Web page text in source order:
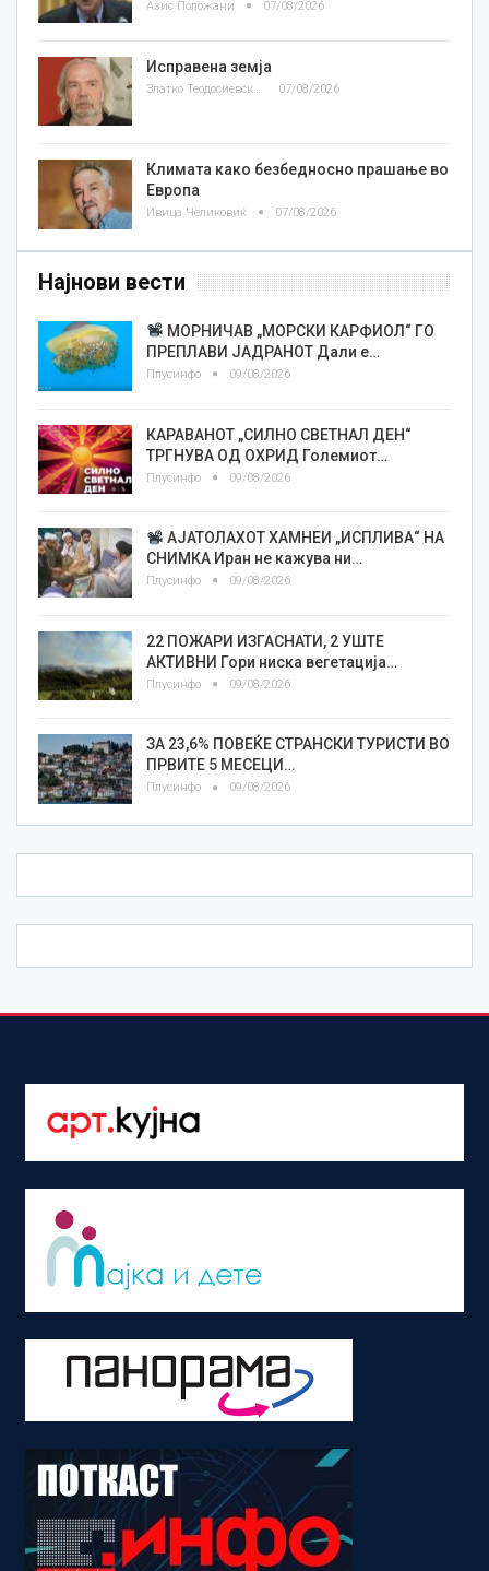
Азис Положани 07/08/2026
Исправена земја
Златко Теодосиевски 07/08/2026
Климата како безбедносно прашање во
Европа
Ивица Челиковиќ 07/08/2026
Најнови вести
МОРНИЧАВ „МОРСКИ КАРФИОЛ“ ГО
ПРЕПЛАВИ ЈАДРАНОТ Дали е…
Плусинфо 09/08/2026
КАРАВАНОТ „СИЛНО СВЕТНАЛ ДЕН“
ТРГНУВА ОД ОХРИД Големиот…
Плусинфо 09/08/2026
АЈАТОЛАХОТ ХАМНЕИ „ИСПЛИВА“ НА
СНИМКА Иран не кажува ни…
Плусинфо 09/08/2026
22 ПОЖАРИ ИЗГАСНАТИ, 2 УШТЕ
АКТИВНИ Гори ниска вегетација…
Плусинфо 09/08/2026
ЗА 23,6% ПОВЕЌЕ СТРАНСКИ ТУРИСТИ ВО
ПРВИТЕ 5 МЕСЕЦИ…
Плусинфо 09/08/2026